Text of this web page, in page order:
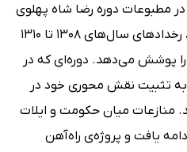
در مطبوعات دوره رضا شاه پهلوی
انتشارات مجمع ذخائر اسلامی، رخدادهای سال‌های 1308 تا 1310
پوشش می‌دهد. دوره‌ای که در
تثبیت نقش محوری خود در
منازعات میان حکومت و ایلات
یافت و پروژه‌ی راه‌آهن